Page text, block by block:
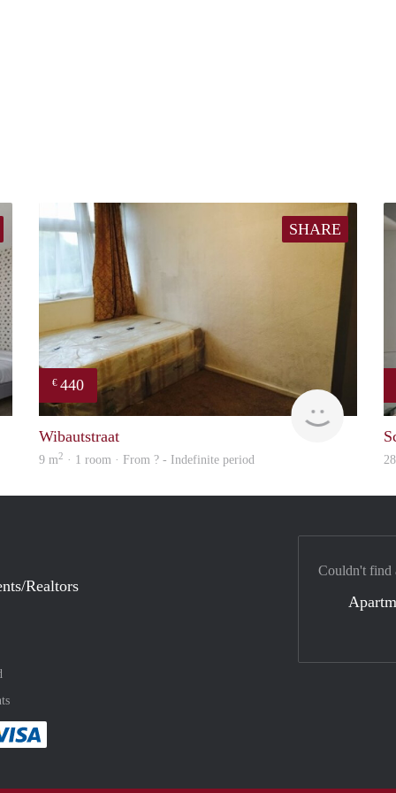
finder
SHARE
€ 440
Wibautstraat
9 m2 · 1 room · From ? - Indefinite period
Realtors
method
with :payment method
Couldn't find